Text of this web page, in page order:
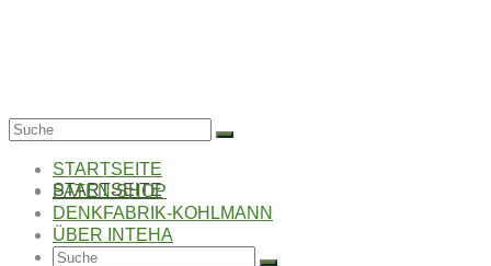
STARTSEITE
Suche
STARTSEITE
PATEN-SHOP
DENKFABRIK-KOHLMANN
ÜBER INTEHA
Suche